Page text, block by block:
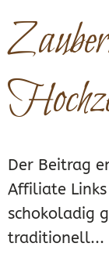
Der Beitrag
Affiliate
schokoladig
traditionell...